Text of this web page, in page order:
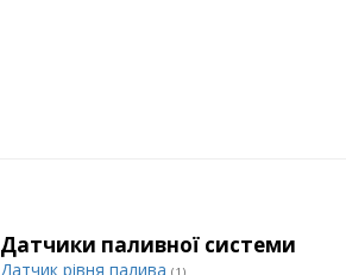
Датчики паливної системи
Датчик рівня палива